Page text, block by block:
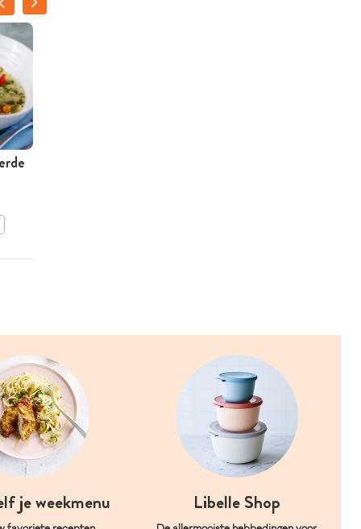
je weekmenu Libelle Shop